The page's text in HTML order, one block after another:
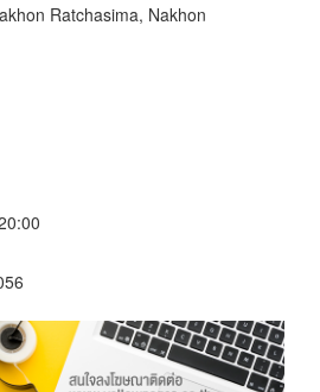
Ratchasima, Nakhon